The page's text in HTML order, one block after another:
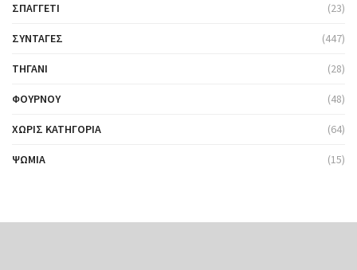
ΣΠΑΓΓΈΤΙ (23)
ΣΥΝΤΑΓΈΣ (447)
ΤΗΓΆΝΙ (28)
ΦΟΎΡΝΟΥ (48)
ΧΩΡΊΣ ΚΑΤΗΓΟΡΊΑ (64)
ΨΩΜΙΆ (15)